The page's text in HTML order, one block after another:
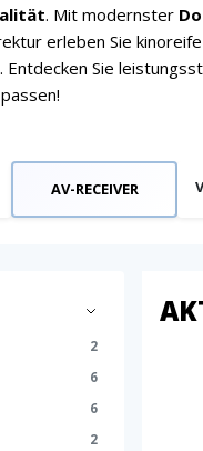
. Mit modernster
erleben Sie
Entdecken Sie
passen!
AV-RECEIVER
2
6
6
2